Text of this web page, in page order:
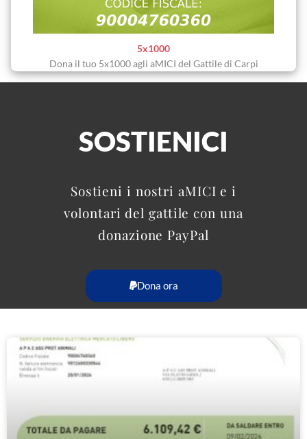
5x1000
Dona il tuo 5x1000 agli aMICI del Gattile di Carpi
SOSTIENICI
Sostieni i nostri aMICI e i
volontari del gattile con una
donazione PayPal
Dona ora